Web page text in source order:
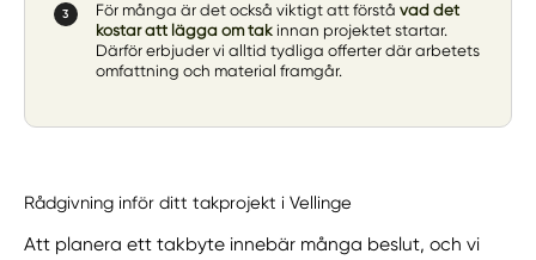
För många är det också viktigt att förstå vad det
kostar att lägga om takinnan projektet startar.
Därför erbjuder vi alltid tydliga offerter där arbetets
omfattning och material framgår.
Rådgivning inför ditt takprojekt i Vellinge
Att planera ett takbyte innebär många beslut, och vi